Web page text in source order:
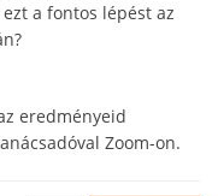
a fontos lépést az
eredményeid
Zoom-on.